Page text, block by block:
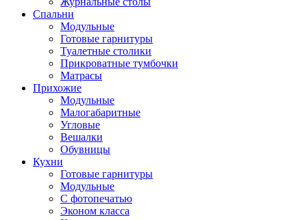
Спальни
Модульные
Готовые гарнитуры
Туалетные столики
Прикроватные тумбочки
Матрасы
Прихожие
Модульные
Малогабаритные
Угловые
Вешалки
Обувницы
Кухни
Готовые гарнитуры
Модульные
С фотопечатью
Эконом класса